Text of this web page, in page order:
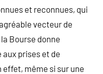
et reconnues, qui
vecteur de
Bourse donne
aux prises et de
effet, même si sur une